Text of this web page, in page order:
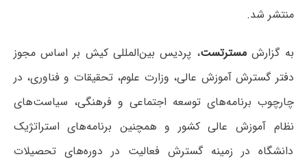
منتشر شد.
به گزارشمسترتست، پردیس بین‌المللی کیش بر اساس مجوز
دفتر گسترش آموزش عالی، وزارت علوم، تحقیقات و فناوری، در
چارچوب برنامه‌های توسعه اجتماعی و فرهنگی، سیاست‌های
نظام آموزش عالی کشور و همچنین برنامه‌های استراتژیک
دانشگاه در زمینه گسترش فعالیت در دوره‌های تحصیلات